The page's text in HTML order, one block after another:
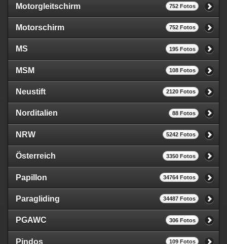
Motorgleitschirm 752 Fotos
Motorschirm 752 Fotos
MS 195 Fotos
MSM 108 Fotos
Neustift 2120 Fotos
Norditalien 88 Fotos
NRW 5242 Fotos
Österreich 3350 Fotos
Papillon 34764 Fotos
Paragliding 34487 Fotos
PGAWC 306 Fotos
Pindos 109 Fotos